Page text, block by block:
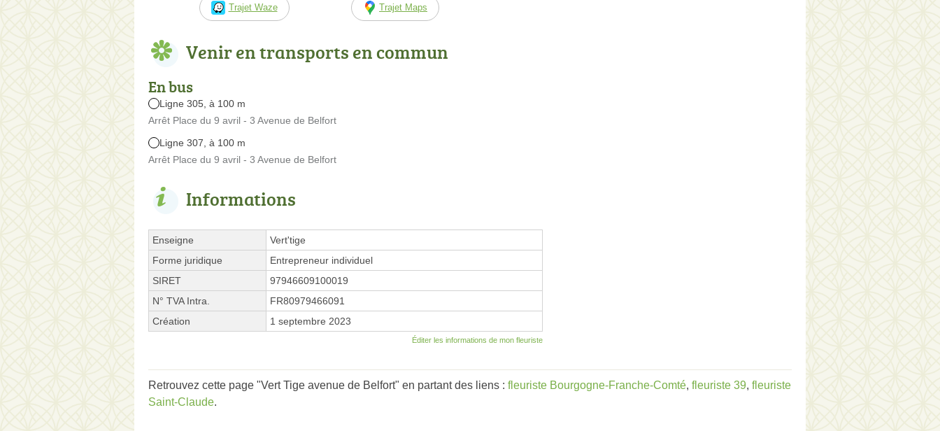
Trajet Waze Trajet Maps
Venir en transports en commun
En bus
Ligne 305, à 100 m
Arrêt Place du 9 avril - 3 Avenue de Belfort
Ligne 307, à 100 m
Arrêt Place du 9 avril - 3 Avenue de Belfort
Informations
Enseigne
Vert'tige
Forme juridique
Entrepreneur individuel
SIRET
97946609100019
N° TVA Intra.
FR80979466091
Création
1 septembre 2023
Éditer les informations de mon fleuriste
Retrouvez cette page "Vert Tige avenue de Belfort" en partant des liens : fleuriste Bourgogne-Franche-Comté, fleuriste 39, fleuriste
Saint-Claude.